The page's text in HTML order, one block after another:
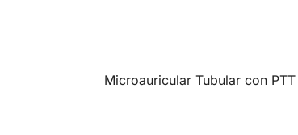
Microauricular Tubular con